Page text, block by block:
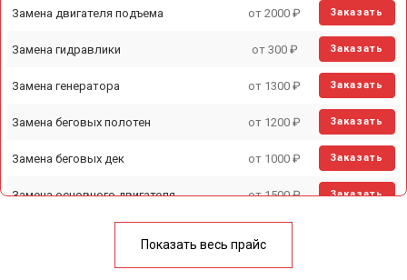
Замена двигателя подъема от 2000 ₽ Заказать
Замена гидравлики от 300 ₽ Заказать
Замена генератора от 1300 ₽ Заказать
Замена беговых полотен от 1200 ₽ Заказать
Замена беговых дек от 1000 ₽ Заказать
Замена основного двигателя от 1500 ₽ Заказать
Замена платы управления от 800 ₽
Показать весь прайс